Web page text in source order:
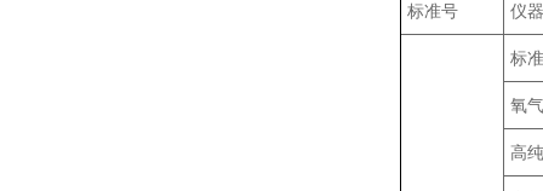
标准号 仪
标
氧
高